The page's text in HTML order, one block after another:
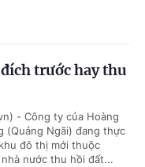
trước hay thu
- Công ty của Hoàng
(Quảng Ngãi) đang thực
đô thị mới thuộc
nước thu hồi đất...